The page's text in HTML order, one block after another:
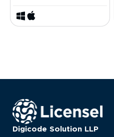
Digicode Solution LLP